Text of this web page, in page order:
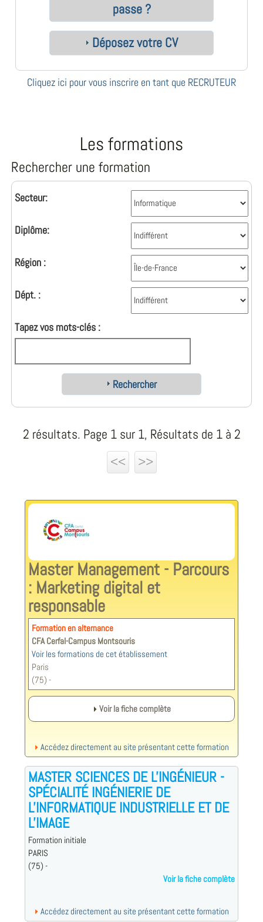
passe ?
Déposez votre CV
Cliquez ici pour vous inscrire en tant que RECRUTEUR
Les formations
Rechercher une formation
Secteur:
Diplôme:
Région :
Dépt. :
Tapez vos mots-clés :
Rechercher
2 résultats. Page 1 sur 1, Résultats de 1 à 2
<<
>>
Master Management - Parcours
: Marketing digital et
responsable
Formation en alternance
CFA Cerfal-Campus Montsouris
Voir les formations de cet établissement
Paris
(75) -
Voir la fiche complète
Accédez directement au site présentant cette formation
MASTER SCIENCES DE L'INGÉNIEUR -
SPÉCIALITÉ INGÉNIERIE DE
L'INFORMATIQUE INDUSTRIELLE ET DE
L'IMAGE
Formation initiale
PARIS
(75) -
Voir la fiche complète
Accédez directement au site présentant cette formation